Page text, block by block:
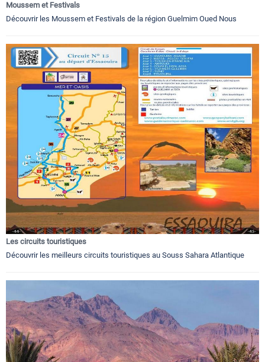
Moussem et Festivals
Découvrir les Moussem et Festivals de la région Guelmim Oued Nous
Les circuits touristiques
Découvrir les meilleurs circuits touristiques au Souss Sahara Atlantique